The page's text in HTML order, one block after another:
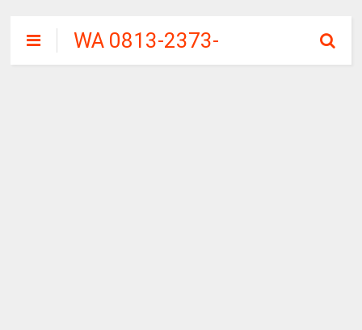
WA 0813-2373-
9973 | WALINI